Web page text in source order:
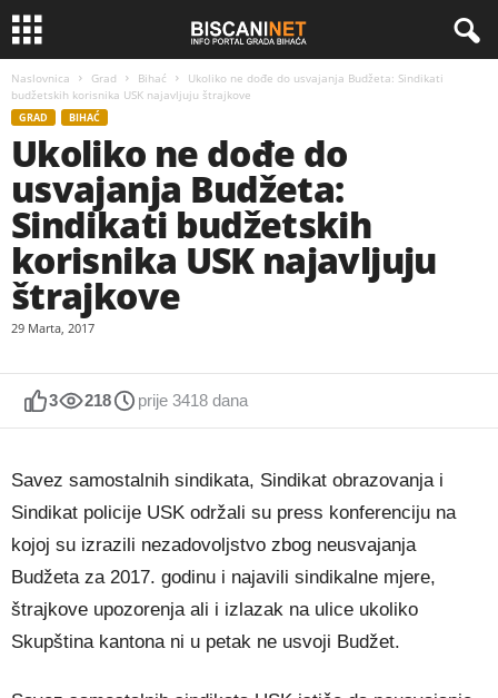
Naslovnica Grad Bihać
Ukoliko ne dođe do usvajanja Budžeta: Sindikati
budžetskih korisnika USK najavljuju štrajkove
GRAD BIHAĆ
Ukoliko ne dođe do
usvajanja Budžeta:
Sindikati budžetskih
korisnika USK najavljuju
štrajkove
29 Marta, 2017
3 218 prije 3418 dana
Savez samostalnih sindikata, Sindikat obrazovanja i
Sindikat policije USK održali su press konferenciju na
kojoj su izrazili nezadovoljstvo zbog neusvajanja
Budžeta za 2017. godinu i najavili sindikalne mjere,
štrajkove upozorenja ali i izlazak na ulice ukoliko
Skupština kantona ni u petak ne usvoji Budžet.